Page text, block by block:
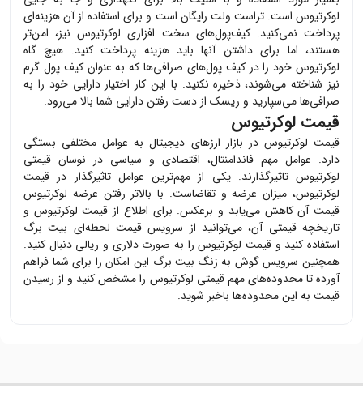
لوکرتیوس است. تراست ولت رایگان است و برای استفاده از آن هزینه‌ای
پرداخت نمی‌کنید. کیف‌پول‌های سخت افزاری لوکرتیوسنیز، امن‌تر
هستند، اما برای داشتن آنها باید هزینه پرداخت کنید. هیچ گاه
لوکرتیوس خود را در کیف پول‌های صرافی‌ها که به عنوان کیف پول گرم
نیز شناخته می‌شوند، ذخیره نکنید. با این کار اختیار دارایی خود را به
صرافی‌ها می‌سپارید و ریسک از دست رفتن دارایی شما بالا می‌رود.
قیمت لوکرتیوس
قیمت لوکرتیوس در بازار ارزهای دیجیتال به عوامل مختلفی بستگی
دارد. عوامل مهم فاندامنتال، اقتصادی و سیاسی در نوسان قیمتی
لوکرتیوس تاثیرگذارند. یکی از مهم‌ترین عوامل تاثیرگذار در قیمت
لوکرتیوس، میزان عرضه و تقاضاست. با بالاتر رفتن عرضه لوکرتیوس
قیمت آن کاهش می‌یابد و برعکس. برای اطلاع از قیمت لوکرتیوس و
تاریخچه قیمتی آن، می‌توانید از سرویس قیمت لحظه‌ای بیت برگ
استفاده کنید و قیمت لوکرتیوسرا به صورت دلاری و ریالی دنبال کنید.
همچنین سرویس گوش به زنگ بیت برگ این امکان را برای شما فراهم
آورده تا محدوده‌های مهم قیمتی لوکرتیوس را مشخص کنید و از رسیدن
قیمت به این محدوده‌ها باخبر شوید.